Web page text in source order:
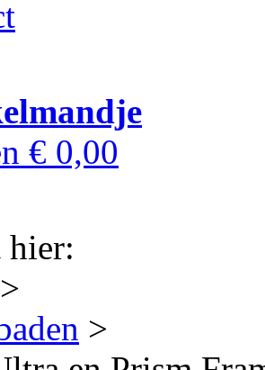
€ 0,00
hier:
>
>